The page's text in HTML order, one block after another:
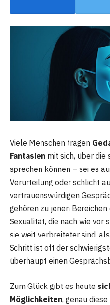
Viele Menschen tragen
Fantasien mit sich, über die
sprechen können – sei es
Verurteilung oder schlicht
vertrauenswürdigen
gehören zu jenen
Sexualität, die nach wie vor
sie weit verbreiteter sind,
Schritt ist oft der
überhaupt einen
Zum Glück gibt es heute
Möglichkeiten, genau